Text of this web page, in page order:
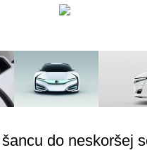
do neskoršej